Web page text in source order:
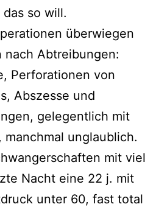
so will.
überwiegen
nach Abtreibungen:
Perforationen von
Abszesse und
gelegentlich mit
unglaublich.
mit viel
Nacht eine 22 j. mit
unter 60, fast total